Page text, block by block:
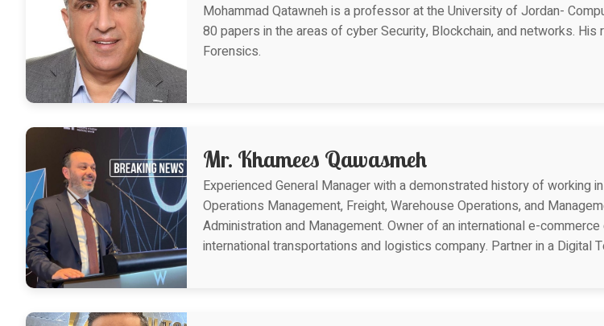
Mohammad Qatawneh is a professor at the University of Jordan-
80 papers in the areas of cyber Security, Blockchain, and networks.
Forensics.
Mr. Khamees Qawasmeh
Experienced General Manager with a demonstrated history of working
Operations Management, Freight, Warehouse Operations, and
Administration and Management. Owner of an international e-
international transportations and logistics company. Partner in a Digital